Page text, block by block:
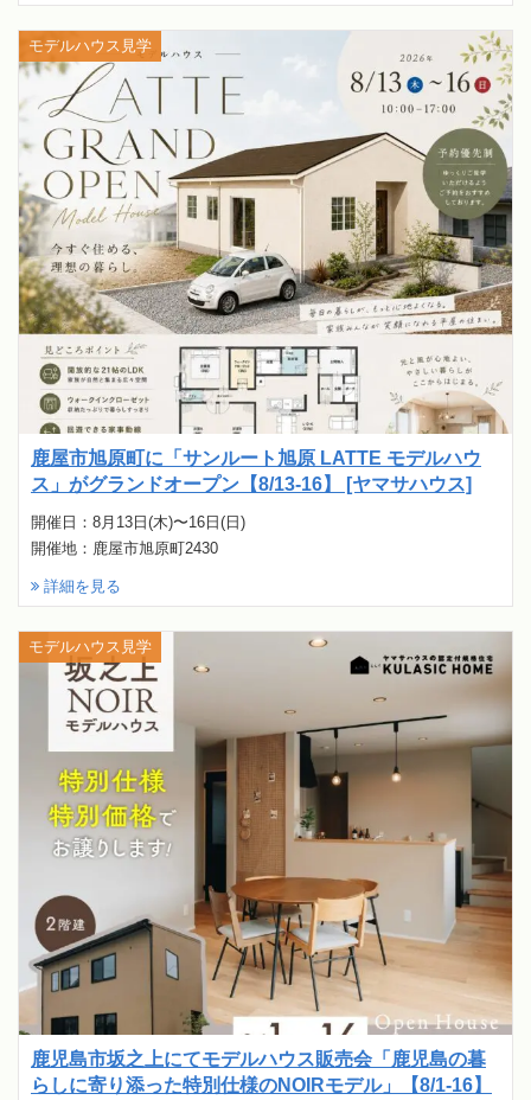
鹿屋市旭原町に「サンルート旭原 LATTE モデルハウ
ス」がグランドオープン【8/13-16】 [ヤマサハウス]
開催日：8月13日(木)〜16日(日)
開催地：鹿屋市旭原町2430
詳細を見る
モデルハウス見学
鹿児島市坂之上にてモデルハウス販売会「鹿児島の暮
らしに寄り添った特別仕様のNOIRモデル」【8/1-16】
モデルハウス見学